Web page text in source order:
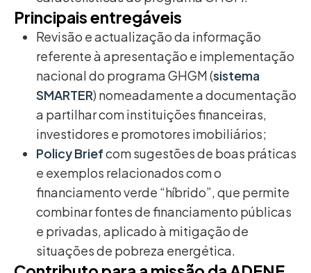
Principais entregáveis
Revisão e actualização da informação
referente à apresentação e implementação
nacional do programa GHGM (sistema
SMARTER) nomeadamente a documentação
a partilhar com instituições financeiras,
investidores e promotores imobiliários;
Policy Briefcom sugestões de boas práticas
e exemplos relacionados com o
financiamento verde “híbrido”, que permite
combinar fontes de financiamento públicas
e privadas, aplicado à mitigação de
situações de pobreza energética.